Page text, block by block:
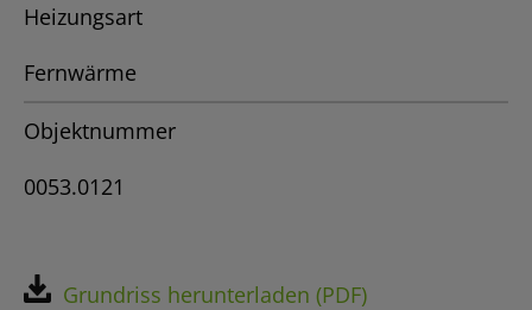
Heizungsart
Fernwärme
Objektnummer
0053.0121
Grundriss herunterladen (PDF)